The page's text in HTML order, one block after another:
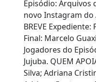
Episódio: Arquivos
novo Instagram do
BREVE
Final: Marcelo
Jogadores do
Jujuba. QUEM
Silva; Adriana